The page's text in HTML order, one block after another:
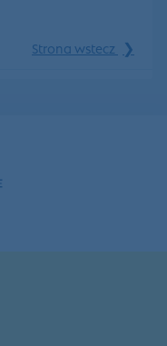
Strona wstecz ❯